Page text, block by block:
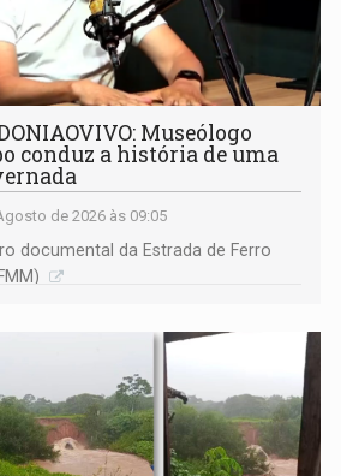
Museólogo
conduz a história de uma
de 2026 às 09:05
documental da Estrada de Ferro